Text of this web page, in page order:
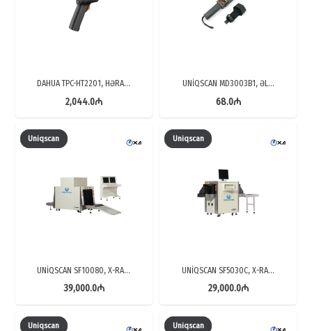
DAHUA TPC-HT2201, HƏRA…
2,044.0₼
UNİQSCAN MD3003B1, ƏL…
68.0₼
Uniqscan
UNİQSCAN SF10080, X-RA…
39,000.0₼
Uniqscan
UNİQSCAN SF5030C, X-RA…
29,000.0₼
Uniqscan Uniqscan